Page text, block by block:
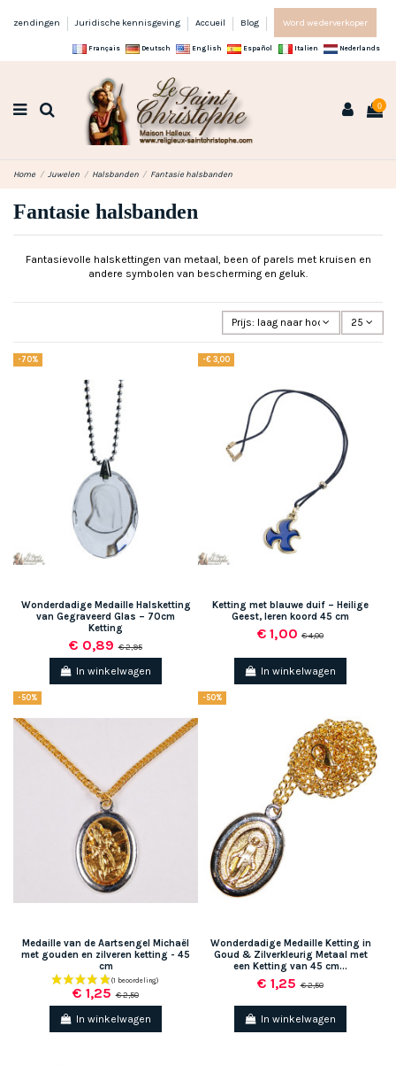
zendingen Juridische kennisgeving Accueil Blog Word wederverkoper
Français Deutsch English Español Italien Nederlands
0
Home Juwelen Halsbanden Fantasie halsbanden
Fantasie halsbanden
Fantasievolle halskettingen van metaal, been of parels met kruisen en
andere symbolen van bescherming en geluk.
Prijs: laag naar hoog 25
-70%
Wonderdadige Medaille Halsketting
van Gegraveerd Glas – 70cm
Ketting
€ 0,89€ 2,95
In winkelwagen
-€ 3,00
Ketting met blauwe duif – Heilige
Geest, leren koord 45 cm
€ 1,00€ 4,00
In winkelwagen
-50%
Medaille van de Aartsengel Michaël
met gouden en zilveren ketting - 45
cm
€ 1,25€ 2,50
In winkelwagen
-50%
Wonderdadige Medaille Ketting in
Goud & Zilverkleurig Metaal met
een Ketting van 45 cm...
€ 1,25€ 2,50
In winkelwagen